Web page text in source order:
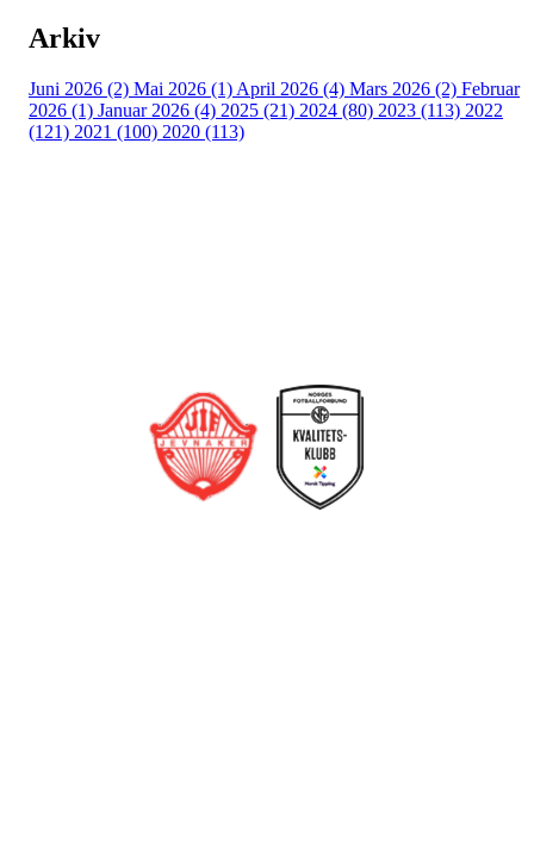
Arkiv
Juni 2026 (2) Mai 2026 (1) April 2026 (4) Mars 2026 (2) Februar
2026 (1) Januar 2026 (4) 2025 (21) 2024 (80) 2023 (113) 2022
(121) 2021 (100) 2020 (113)